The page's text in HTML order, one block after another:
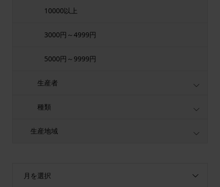
10000以上
3000円～4999円
5000円～9999円
生産者
種類
生産地域
月を選択